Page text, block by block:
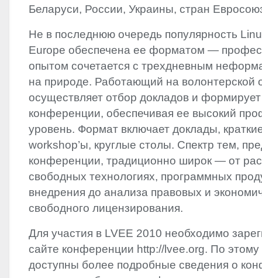
Беларуси, России, Украины, стран
Не в последнюю очередь популярность
Europe обеспечена ее форматом —
опытом сочетается с трехдневным
на природе. Работающий на волонтерской
осуществляет отбор докладов и
конференции, обеспечивая ее высокий
уровень. Формат включает доклады,
workshop’ы, круглые столы. Спектр тем,
конференции, традиционно широк — от
свободных технологиях, программных
внедрения до анализа правовых и
свободного лицензирования.
Для участия в LVEE 2010 необходимо
сайте конференции http://lvee.org. По
доступны более подробные сведения о